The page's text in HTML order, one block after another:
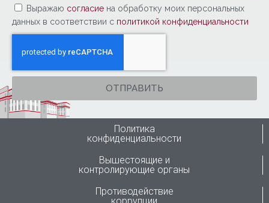
Выражаю согласие на обработку моих персональных
данных в соответствии с политикой конфиденциальности
ОТПРАВИТЬ
Политика
конфиденциальности
Вышестоящие и
контролирующие органы
Противодействие